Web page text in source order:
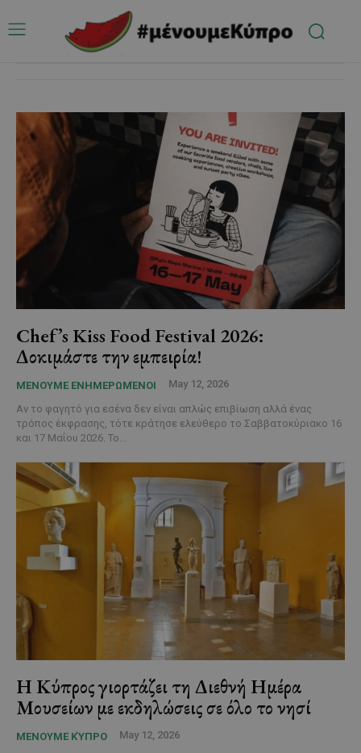
Chef’s Kiss Food Festival 2026:
Δοκιμάστε την εμπειρία!
ΜΈΝΟΥΜΕ ΕΝΗΜΕΡΩΜΈΝΟΙ May 12, 2026
Αν το φαγητό για εσένα δεν είναι απλώς επιβίωση αλλά ένας
τρόπος έκφρασης, τότε κράτησε ελεύθερο το Σαββατοκύριακο 16
και 17 Μαΐου 2026. Το...
Η Κύπρος γιορτάζει τη Διεθνή Ημέρα
Μουσείων με εκδηλώσεις σε όλο το νησί
ΜΈΝΟΥΜΕ ΚΎΠΡΟ May 12, 2026